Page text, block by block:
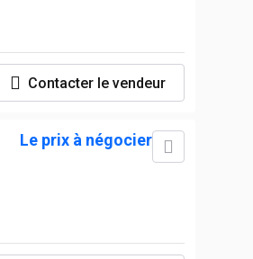
Contacter le vendeur
Le prix à négocier